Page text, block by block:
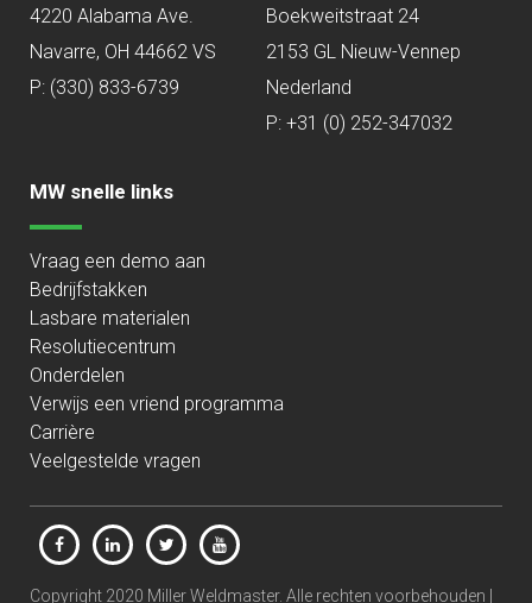
4220 Alabama Ave.
Navarre, OH 44662 VS
P: (330) 833-6739
Boekweitstraat 24
2153 GL Nieuw-Vennep
Nederland
P: +31 (0) 252-347032
MW snelle links
Vraag een demo aan
Bedrijfstakken
Lasbare materialen
Resolutiecentrum
Onderdelen
Verwijs een vriend programma
Carrière
Veelgestelde vragen
Copyright 2020 Miller Weldmaster. Alle rechten voorbehouden |